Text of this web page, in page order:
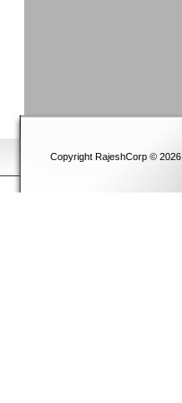
Copyright RajeshCorp © 2026